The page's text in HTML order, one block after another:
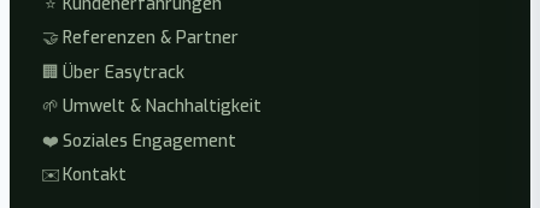
🤝 Referenzen & Partner
🏢 Über Easytrack
🌱 Umwelt & Nachhaltigkeit
❤️ Soziales Engagement
✉️Kontakt